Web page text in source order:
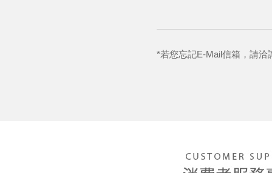
*若您忘記E-Mail信箱，請洽